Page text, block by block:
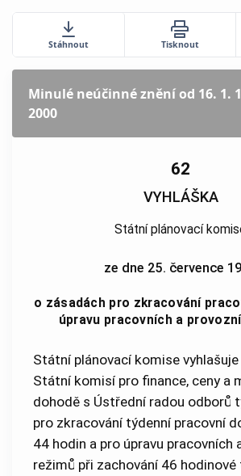
Stáhnout Tisknout
Minulé neúčinné zněníod 16. 1.
2000
62
VYHLÁŠKA
Státní plánovací
ze dne 25. července
o zásadách pro zkracování
úpravu pracovních a
Státní plánovací komise
Státní komisí pro finance, ceny a
dohodě s Ústřední radou odborů
pro zkracování týdenní pracovní
44 hodin a pro úpravu pracovních
režimů při zachování 46 hodinové